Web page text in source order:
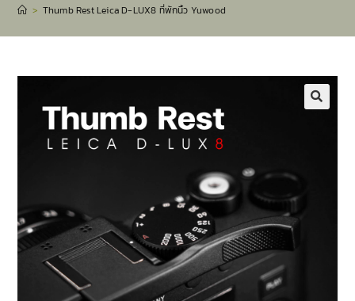
> Thumb Rest Leica D-LUX8 ที่พักนิ้ว Yuwood